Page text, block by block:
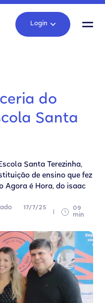
Login
do
Santa
Santa Terezinha,
de ensino que fez
Agora é Hora, do isaac
17/7/25
09
min